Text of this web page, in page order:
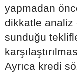
yapmadan
dikkatle analiz
sunduğu
Ayrıca kredi